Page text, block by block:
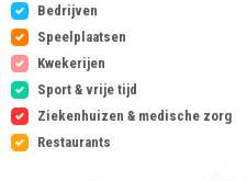
Bedrijven
Speelplaatsen
Kwekerijen
Sport & vrije tijd
Ziekenhuizen & medische zorg
Restaurants